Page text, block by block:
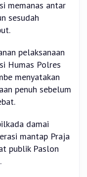
memanas antar
sesudah
pelaksanaan
Humas Polres
menyatakan
penuh sebelum
damai
mantap Praja
publik Paslon